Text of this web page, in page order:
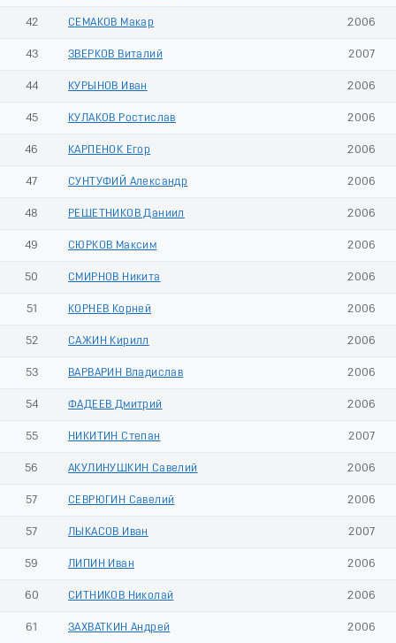
42 СЕМАКОВ Макар 2006
43 ЗВЕРКОВ Виталий 2007
44 КУРЫНОВ Иван 2006
45 КУЛАКОВ Ростислав 2006
46 КАРПЕНОК Егор 2006
47 СУНТУФИЙ Александр 2006
48 РЕШЕТНИКОВ Даниил 2006
49 СЮРКОВ Максим 2006
50 СМИРНОВ Никита 2006
51 КОРНЕВ Корней 2006
52 САЖИН Кирилл 2006
53 ВАРВАРИН Владислав 2006
54 ФАДЕЕВ Дмитрий 2006
55 НИКИТИН Степан 2007
56 АКУЛИНУШКИН Савелий 2006
57 СЕВРЮГИН Савелий 2006
57 ЛЫКАСОВ Иван 2007
59 ЛИПИН Иван 2006
60 СИТНИКОВ Николай 2006
61 ЗАХВАТКИН Андрей 2006